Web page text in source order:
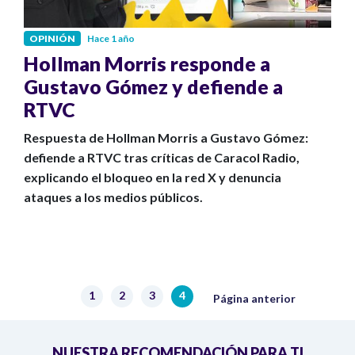
OPINIÓN Hace 1 año
Hollman Morris responde a
Gustavo Gómez y defiende a
RTVC
Respuesta de Hollman Morris a Gustavo Gómez:
defiende a RTVC tras críticas de Caracol Radio,
explicando el bloqueo en la red X y denuncia
ataques a los medios públicos.
Página
1 Página
2 Página
3 Página actual
4 Página anterior
Página anterior